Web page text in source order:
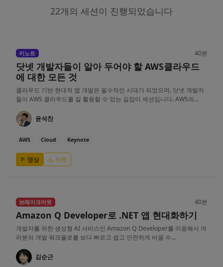
22개의 세션이 진행되었습니다
키노트 40분
닷넷 개발자들이 알아 두어야 할 AWS클라우드
에 대한 모든 것
클라우드 기반 현대적 앱 개발은 필수적인 시대가 되었으며, 닷넷 개발자
들이 AWS 클라우드를 잘 활용할 수 있는 길잡이 세션입니다. AWS의...
윤석찬
AWS Cloud Keynote
영상 자료
브레이크아웃 40분
Amazon Q Developer로 .NET 앱 현대화하기
개발자를 위한 생성형 AI 서비스인 Amazon Q Developer를 이용해서 여
러분의 개발 워크플로를 보다 빠르고 쉽고 안전하게 바꿀 수...
김순근